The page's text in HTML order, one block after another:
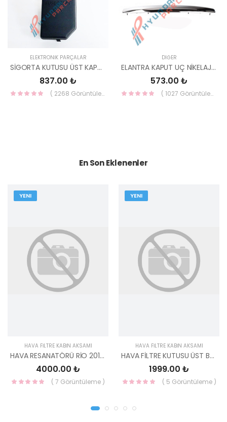
ELEKTRONİK PARÇALAR
SİGORTA KUTUSU ÜST KAPAĞI ACCENT ERA 91940-1E101-HMC
837.00 ₺
( 2268 Görüntüleme )
DIĞER
ELANTRA KAPUT UÇ NİKELAJI ELANTRA 2004- 86350-2D510-YS
573.00 ₺
( 1027 Görüntüleme )
En Son Eklenenler
YENI
HAVA FİLTRE KABİN AKSAMI
HAVA RESANATÖRÜ RİO 2012- 28211-1W100-MOBIS
4000.00 ₺
( 7 Görüntüleme )
YENI
HAVA FİLTRE KABİN AKSAMI
HAVA FİLTRE KUTUSU ÜST BÜYÜK KAPAK H100 KAMYONET 05- 28112-4F100-MOBIS
1999.00 ₺
( 5 Görüntüleme )